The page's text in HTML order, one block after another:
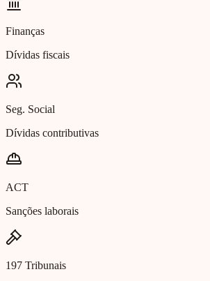
Finanças
Dívidas fiscais
Seg. Social
Dívidas contributivas
ACT
Sanções laborais
197 Tribunais